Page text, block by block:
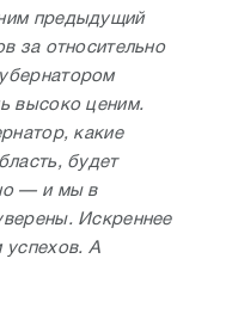
предыдущий
за относительно
высоко ценим.
какие
будет
— и мы в
Искреннее
успехов. А